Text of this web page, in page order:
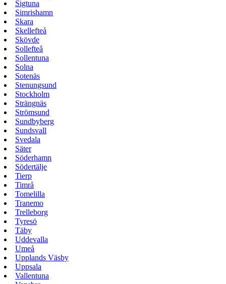
Sigtuna
Simrishamn
Skara
Skellefteå
Skövde
Sollefteå
Sollentuna
Solna
Sotenäs
Stenungsund
Stockholm
Strängnäs
Strömsund
Sundbyberg
Sundsvall
Svedala
Säter
Söderhamn
Södertälje
Tierp
Timrå
Tomelilla
Tranemo
Trelleborg
Tyresö
Täby
Uddevalla
Umeå
Upplands Väsby
Uppsala
Vallentuna